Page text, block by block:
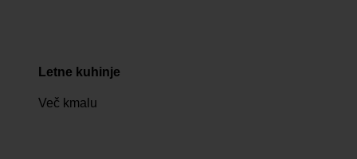
Letne kuhinje
Več kmalu